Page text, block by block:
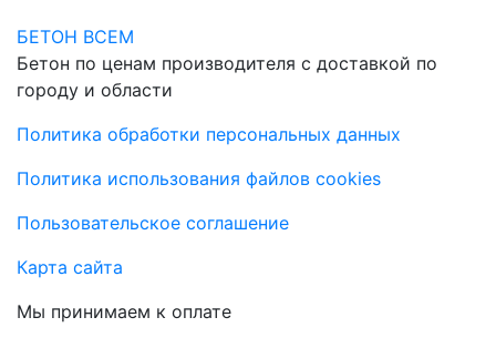
БЕТОН ВСЕМ
Бетон по ценам производителя с доставкой по
городу и области
Политика обработки персональных данных
Политика использования файлов cookies
Пользовательское соглашение
Карта сайта
Мы принимаем к оплате